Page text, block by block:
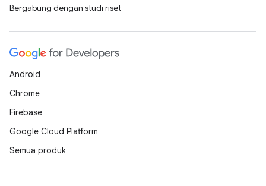
Bergabung dengan studi riset
Android
Chrome
Firebase
Google Cloud Platform
Semua produk